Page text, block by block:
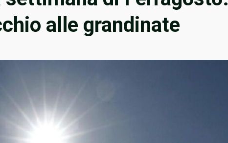
alle grandinate